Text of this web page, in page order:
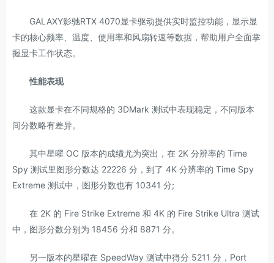
GALAXY影驰RTX 4070显卡驱动提供实时监控功能，显示显
卡的核心频率、温度、使用率和风扇转速等数据，帮助用户全面掌
握显卡工作状态。
性能表现
这款显卡在不同规格的 3DMark 测试中表现稳定，不同版本
间分数略有差异。
其中星曜 OC 版本的成绩尤为突出，在 2K 分辨率的 Time
Spy 测试里图形分数达 22226 分，到了 4K 分辨率的 Time Spy
Extreme 测试中，图形分数也有 10341 分;
在 2K 的 Fire Strike Extreme 和 4K 的 Fire Strike Ultra 测试
中，图形分数分别为 18456 分和 8871 分。
另一版本的星曜在 SpeedWay 测试中得分 5211 分，Port